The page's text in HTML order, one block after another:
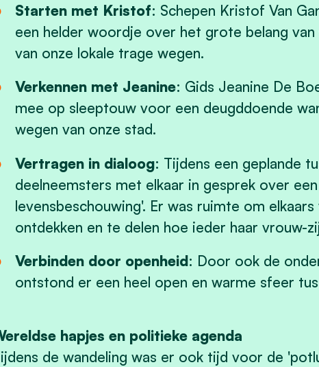
Starten met Kristof: Schepen Kristof Van
een helder woordje over het grote belang
van onze lokale trage wegen.
Verkennen met Jeanine: Gids Jeanine De
mee op sleeptouw voor een deugddoende
wegen van onze stad.
Vertragen in dialoog: Tijdens een geplande
deelneemsters met elkaar in gesprek over
levensbeschouwing'. Er was ruimte om
ontdekken en te delen hoe ieder haar vrouw-
Verbinden door openheid: Door ook de
ontstond er een heel open en warme sfeer
hapjes en politieke agenda
de wandeling was er ook tijd voor de